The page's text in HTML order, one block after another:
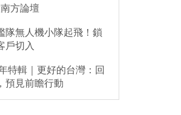
方論壇
隊無人機小隊起飛！鎖
戶切入
特輯｜更好的台灣：回
預見前瞻行動